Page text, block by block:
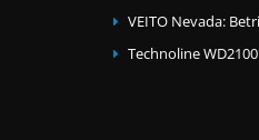
VEITO Nevada:
Technoline